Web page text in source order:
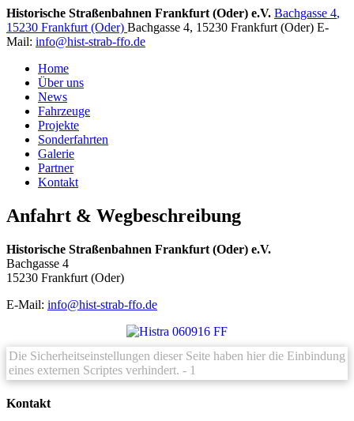
Historische Straßenbahnen Frankfurt (Oder) e.V. Bachgasse 4,
15230 Frankfurt (Oder) Bachgasse 4, 15230 Frankfurt (Oder) E-
Mail: info@hist-strab-ffo.de
Home
Über uns
News
Fahrzeuge
Projekte
Sonderfahrten
Galerie
Partner
Kontakt
Anfahrt & Wegbeschreibung
Historische Straßenbahnen Frankfurt (Oder) e.V.
Bachgasse 4
15230 Frankfurt (Oder)
E-Mail: info@hist-strab-ffo.de
Die Sicherheitseinstellungen dieser Seite haben hier die Einbindung
eines externen Scriptes verhindert. - 1
Kontakt